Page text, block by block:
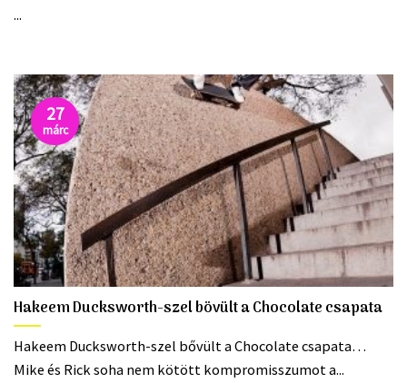
...
Hakeem Ducksworth-szel bövült a Chocolate csapata
Hakeem Ducksworth-szel bővült a Chocolate csapata…
27
márc